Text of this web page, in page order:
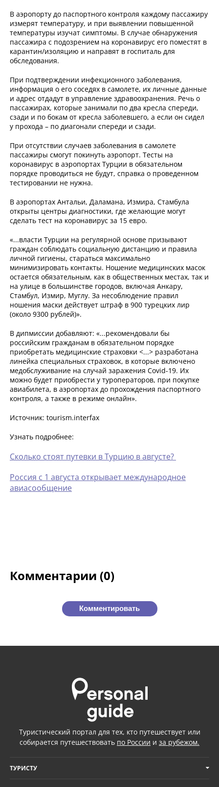
В аэропорту до паспортного контроля каждому пассажиру
измерят температуру, и при выявлении повышенной
температуры изучат симптомы. В случае обнаружения
пассажира с подозрением на коронавирус его поместят в
карантин/изоляцию и направят в госпиталь для
обследования.
При подтверждении инфекционного заболевания,
информация о его соседях в самолете, их личные данные
и адрес отдадут в управление здравоохранения. Речь о
пассажирах, которые занимали по два кресла спереди,
сзади и по бокам от кресла заболевшего, а если он сидел
у прохода – по диагонали спереди и сзади.
При отсутствии случаев заболевания в самолете
пассажиры смогут покинуть аэропорт. Тесты на
коронавирус в аэропортах Турции в обязательном
порядке проводиться не будут, справка о проведенном
тестировании не нужна.
В аэропортах Антальи, Даламана, Измира, Стамбула
открыты центры диагностики, где желающие могут
сделать тест на коронавирус за 15 евро.
«...власти Турции на регулярной основе призывают
граждан соблюдать социальную дистанцию и правила
личной гигиены, стараться максимально
минимизировать контакты. Ношение медицинских масок
остается обязательным, как в общественных местах, так и
на улице в большинстве городов, включая Анкару,
Стамбул, Измир, Муглу. За несоблюдение правил
ношения маски действует штраф в 900 турецких лир
(около 9300 рублей)».
В дипмиссии добавляют: «...рекомендовали бы
российским гражданам в обязательном порядке
приобретать медицинские страховки <...> разработана
линейка специальных страховок, в которые включено
медобслуживание на случай заражения Covid-19. Их
можно будет приобрести у туроператоров, при покупке
авиабилета, в аэропортах до прохождения паспортного
контроля, а также в режиме онлайн».
Источник: tourism.interfax
Узнать подробнее:
Сколько стоят путевки в Турцию в августе?
Россия с 1 августа открывает международное
авиасообщение
Комментарии (0)
Комментировать
Туристический портал для тех, кто путешествует или
собирается путешествовать по России и за рубежом.
ТУРИСТУ